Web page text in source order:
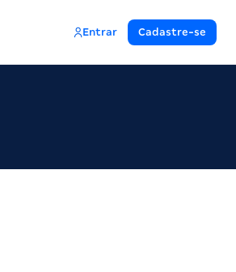
Entrar Cadastre-se